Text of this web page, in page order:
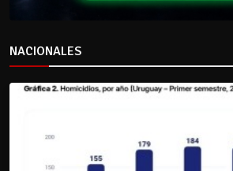
NACIONALES